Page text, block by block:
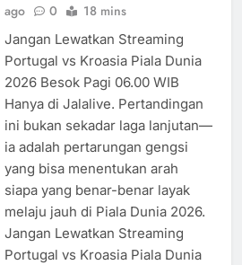
ago
0 18 mins
Jangan Lewatkan Streaming
Portugal vs Kroasia Piala Dunia
2026 Besok Pagi 06.00 WIB
Hanya di Jalalive. Pertandingan
ini bukan sekadar laga lanjutan—
ia adalah pertarungan gengsi
yang bisa menentukan arah
siapa yang benar-benar layak
melaju jauh di Piala Dunia 2026.
Jangan Lewatkan Streaming
Portugal vs Kroasia Piala Dunia